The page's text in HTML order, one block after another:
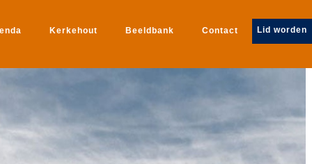
Kerkehout Beeldbank Contact Lid worden